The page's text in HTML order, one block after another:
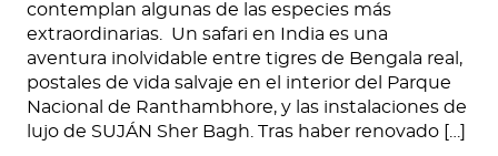
contemplan algunas de las especies más
extraordinarias. Un safari en India es una
aventura inolvidable entre tigres de Bengala real,
postales de vida salvaje en el interior del Parque
Nacional de Ranthambhore, y las instalaciones de
lujo de SUJÁN Sher Bagh. Tras haber renovado […]